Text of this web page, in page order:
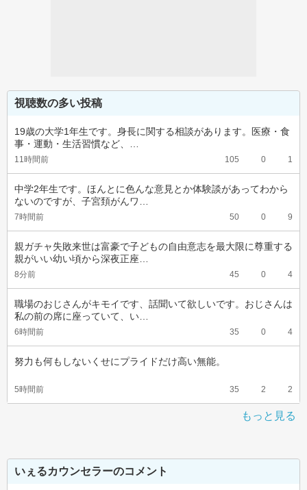
視聴数の多い投稿
19歳の大学1年生です。身長に関する相談があります。医療・食
事・運動・生活習慣など、…
11時間前 105 0 1
中学2年生です。ほんとに色んな意見とか体験談があってわから
ないのですが、子宮頚がんワ…
7時間前 50 0 9
親ガチャ失敗来世は富豪で子どもの自由意志を最大限に尊重する
親がいい幼い頃から深夜正座…
8分前 45 0 4
職場のおじさんがキモイです、話聞いて欲しいです。おじさんは
私の前の席に座っていて、い…
6時間前 35 0 4
努力も何もしないくせにプライドだけ高い無能。
5時間前 35 2 2
もっと見る
いぇるカウンセラーのコメント